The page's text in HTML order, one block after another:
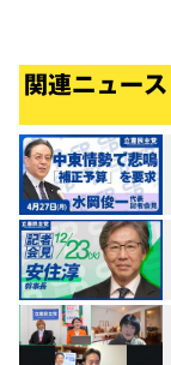
関連ニュース